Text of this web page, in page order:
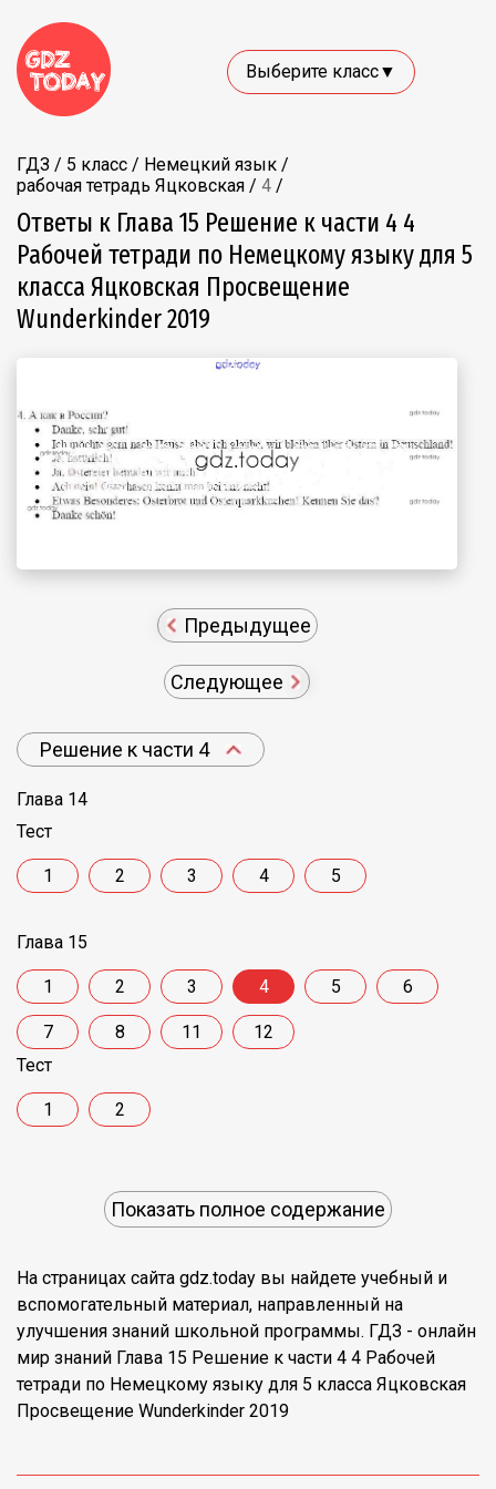
Выберите класс▼
ГДЗ / 5 класс / Немецкий язык /
рабочая тетрадь Яцковская / 4 /
Ответы к Глава 15 Решение к части 4 4
Рабочей тетради по Немецкому языку для 5
класса Яцковская Просвещение
Wunderkinder 2019
Предыдущее
Следующее
Решение к части 4
Глава 14
Тест
1 2 3 4 5
Глава 15
1 2 3 4 5 6
7 8 11
12
Тест
1 2
Показать полное содержание
На страницах сайта gdz.today вы найдете учебный и
вспомогательный материал, направленный на
улучшения знаний школьной программы. ГДЗ - онлайн
мир знаний Глава 15 Решение к части 4 4 Рабочей
тетради по Немецкому языку для 5 класса Яцковская
Просвещение Wunderkinder 2019